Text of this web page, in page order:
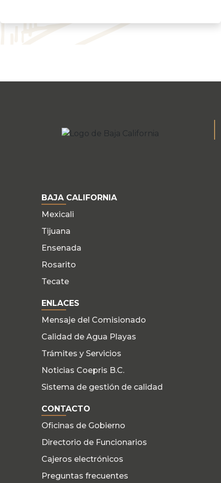
BAJA CALIFORNIA
Mexicali
Tijuana
Ensenada
Rosarito
Tecate
ENLACES
Mensaje del Comisionado
Calidad de Agua Playas
Trámites y Servicios
Noticias Coepris B.C.
Sistema de gestión de calidad
CONTACTO
Oficinas de Gobierno
Directorio de Funcionarios
Cajeros electrónicos
Preguntas frecuentes